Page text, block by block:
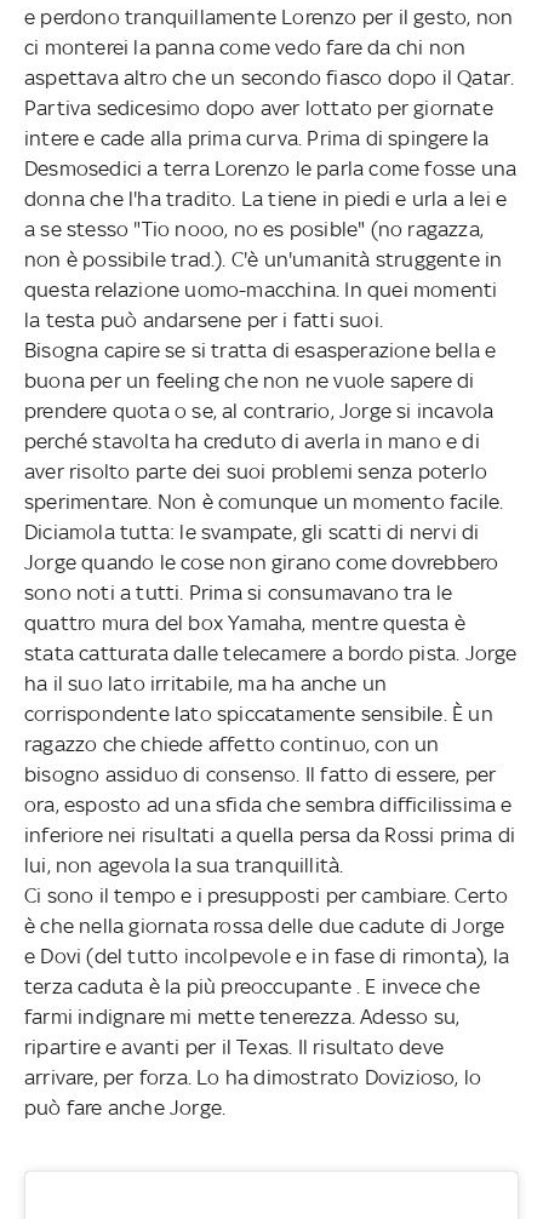
e perdono tranquillamente Lorenzo per il gesto, non
ci monterei la panna come vedo fare da chi non
aspettava altro che un secondo fiasco dopo il Qatar.
Partiva sedicesimo dopo aver lottato per giornate
intere e cade alla prima curva. Prima di spingere la
Desmosedici a terra Lorenzo le parla come fosse una
donna che l'ha tradito. La tiene in piedi e urla a lei e
a se stesso "Tio nooo, no es posible" (no ragazza,
non è possibile trad.). C'è un'umanità struggente in
questa relazione uomo-macchina. In quei momenti
la testa può andarsene per i fatti suoi.
Bisogna capire se si tratta di esasperazione bella e
buona per un feeling che non ne vuole sapere di
prendere quota o se, al contrario, Jorge si incavola
perché stavolta ha creduto di averla in mano e di
aver risolto parte dei suoi problemi senza poterlo
sperimentare. Non è comunque un momento facile.
Diciamola tutta: le svampate, gli scatti di nervi di
Jorge quando le cose non girano come dovrebbero
sono noti a tutti. Prima si consumavano tra le
quattro mura del box Yamaha, mentre questa è
stata catturata dalle telecamere a bordo pista. Jorge
ha il suo lato irritabile, ma ha anche un
corrispondente lato spiccatamente sensibile. È un
ragazzo che chiede affetto continuo, con un
bisogno assiduo di consenso. Il fatto di essere, per
ora, esposto ad una sfida che sembra difficilissima e
inferiore nei risultati a quella persa da Rossi prima di
lui, non agevola la sua tranquillità.
Ci sono il tempo e i presupposti per cambiare. Certo
è che nella giornata rossa delle due cadute di Jorge
e Dovi (del tutto incolpevole e in fase di rimonta), la
terza caduta è la più preoccupante . E invece che
farmi indignare mi mette tenerezza. Adesso su,
ripartire e avanti per il Texas. Il risultato deve
arrivare, per forza. Lo ha dimostrato Dovizioso, lo
può fare anche Jorge.